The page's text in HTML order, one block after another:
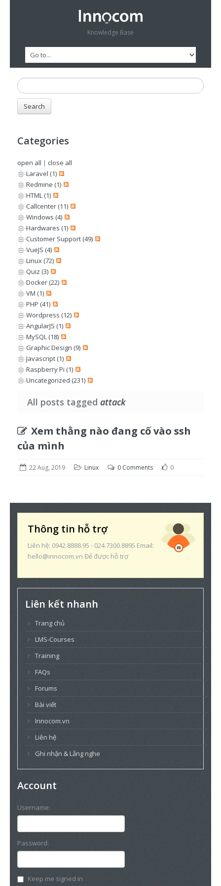
Knowledge Base
Categories
open all | close all
Laravel (1)
Redmine (1)
HTML (1)
Callcenter (11)
Windows (4)
Hardwares (1)
Customer Support (49)
VueJS (4)
Linux (72)
Quiz (3)
Docker (22)
VM (1)
PHP (41)
Wordpress (12)
AngularJS (1)
MySQL (18)
Graphic Design (9)
Javascript (1)
Raspberry Pi (1)
Uncategorized (231)
All posts tagged attack
Xem thằng nào đang cố vào ssh
của mình
22 Aug, 2019 Linux 0 Comments 0
Thông tin hỗ trợ
Liên hệ: 0942.8888.95 - 024.7300.8895 Email:
hello@innocom.vn Để được hỗ trợ
Liên kết nhanh
Trang chủ
LMS-Courses
Training
FAQs
Forums
Bài viết
Innocom.vn
Liên hệ
Ghi nhận & Lắng nghe
Account
Username:
Password:
Keep me signed in